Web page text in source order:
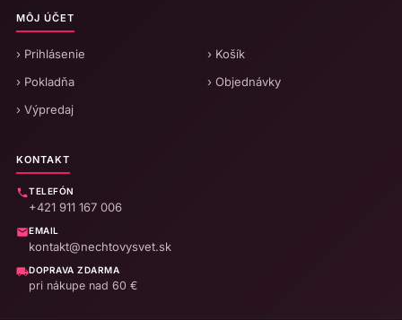
MÔJ ÚČET
› Prihlásenie
› Košík
› Pokladňa
› Objednávky
› Výpredaj
KONTAKT
TELEFÓN
+421 911 167 006
EMAIL
kontakt@nechtovysvet.sk
DOPRAVA ZDARMA
pri nákupe nad 60 €